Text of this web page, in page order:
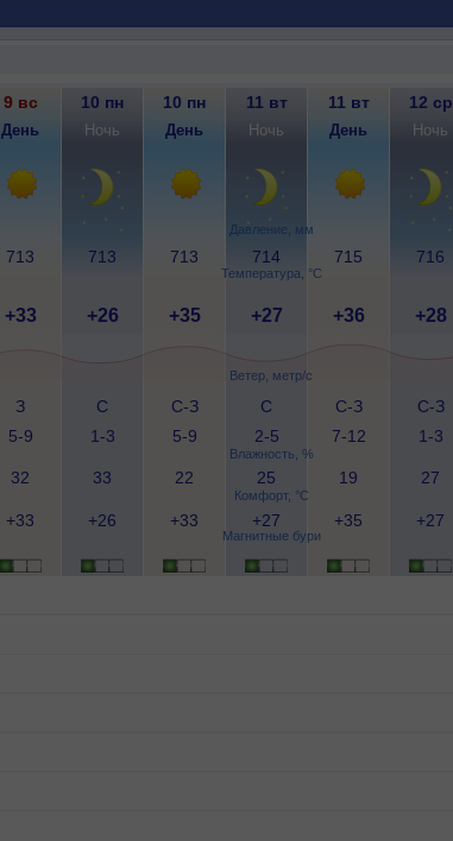
Давление, мм
Температура, °C
Ветер, метр/с
Влажность, %
Комфорт, °C
Магнитные бури
9 вс 10 пн 10 пн 11 вт 11 вт 12 ср
День Ночь День Ночь День Ночь
713 713 713 714 715 716
+33 +26 +35 +27 +36 +28
З
5-9
С
1-3
С-З
5-9
С
2-5
С-З
7-12
С-З
1-3
32 33 22 25 19 27
+33 +26 +33 +27 +35 +27